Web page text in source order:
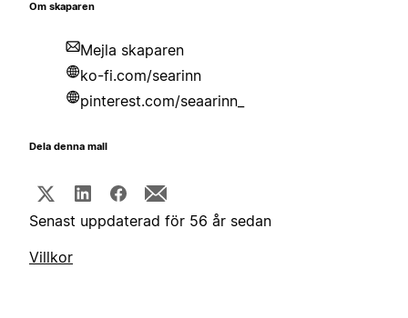
Om skaparen
Mejla skaparen
ko-fi.com/searinn
pinterest.com/seaarinn_
Dela denna mall
Senast uppdaterad för 56 år sedan
Villkor